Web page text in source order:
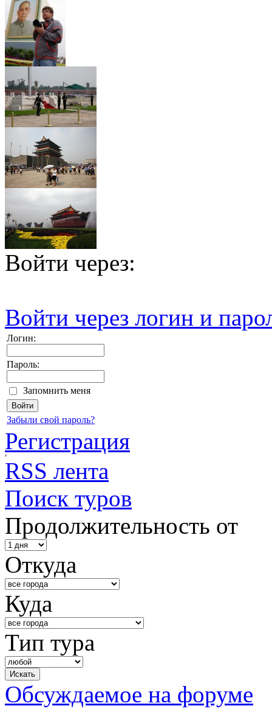
Войти через:
Войти через логин и
Логин:
Пароль:
Запомнить меня
Забыли свой пароль?
Регистрация
RSS лента
Поиск туров
Продолжительность от
Откуда
Куда
Тип тура
Обсуждаемое на форуме